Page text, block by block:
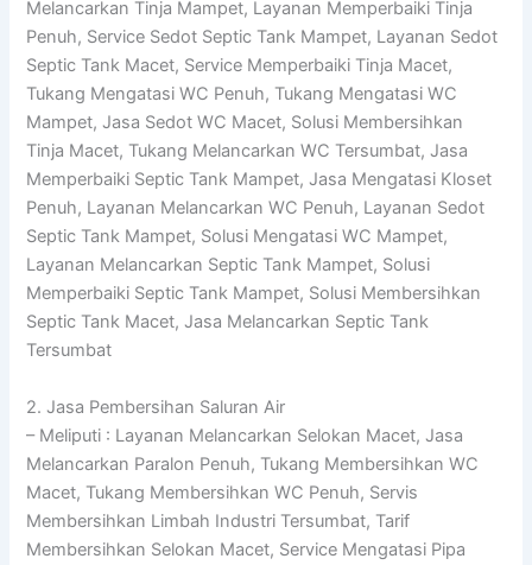
Melancarkan Tinja Mampet, Layanan Memperbaiki Tinja
Penuh, Service Sedot Septic Tank Mampet, Layanan Sedot
Septic Tank Macet, Service Memperbaiki Tinja Macet,
Tukang Mengatasi WC Penuh, Tukang Mengatasi WC
Mampet, Jasa Sedot WC Macet, Solusi Membersihkan
Tinja Macet, Tukang Melancarkan WC Tersumbat, Jasa
Memperbaiki Septic Tank Mampet, Jasa Mengatasi Kloset
Penuh, Layanan Melancarkan WC Penuh, Layanan Sedot
Septic Tank Mampet, Solusi Mengatasi WC Mampet,
Layanan Melancarkan Septic Tank Mampet, Solusi
Memperbaiki Septic Tank Mampet, Solusi Membersihkan
Septic Tank Macet, Jasa Melancarkan Septic Tank
Tersumbat
2. Jasa Pembersihan Saluran Air
– Meliputi : Layanan Melancarkan Selokan Macet, Jasa
Melancarkan Paralon Penuh, Tukang Membersihkan WC
Macet, Tukang Membersihkan WC Penuh, Servis
Membersihkan Limbah Industri Tersumbat, Tarif
Membersihkan Selokan Macet, Service Mengatasi Pipa